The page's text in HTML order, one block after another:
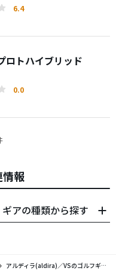
6.4
ロトハイブリッド
0.0
報
アの種類から探す
アルディラ(aldira)／VSのゴルフギアの口コミ評価